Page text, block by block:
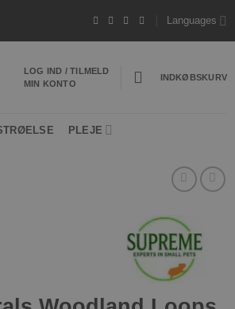
Hurtig levering 1-3 hverdage
Languages
LOG IND / TILMELD
MIN KONTO
INDKØBSKURV
PLEJE